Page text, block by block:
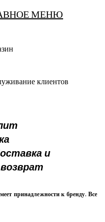
МЕНЮ
клиентов
и
возврат
принадлежности к бренду. Все